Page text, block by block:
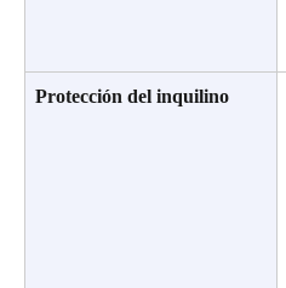
Protección del inquilino